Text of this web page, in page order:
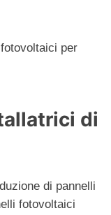
per
di
di pannelli
fotovoltaici